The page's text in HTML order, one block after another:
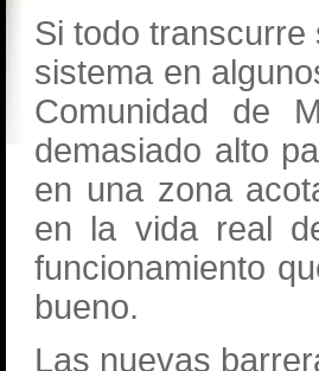
Si todo
sistema en
Comunidad de
demasiado alto
en una zona
en la vida real
funcionamiento
bueno.
Las nuevas